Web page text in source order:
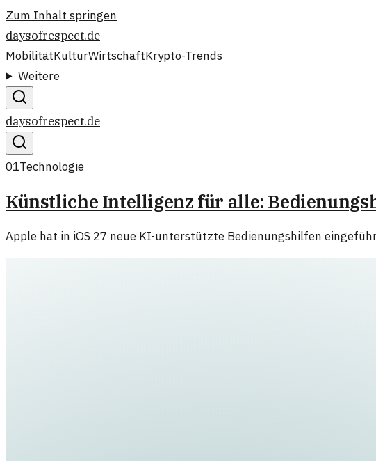
Zum Inhalt springen
daysofrespect.de
MobilitätKulturWirtschaftKrypto-Trends
Weitere
daysofrespect.de
01Technologie
Künstliche Intelligenz für alle:
Apple hat in iOS 27 neue KI-unterstützte Bedienungshilfen